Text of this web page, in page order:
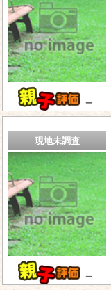
－
現地未調査
－